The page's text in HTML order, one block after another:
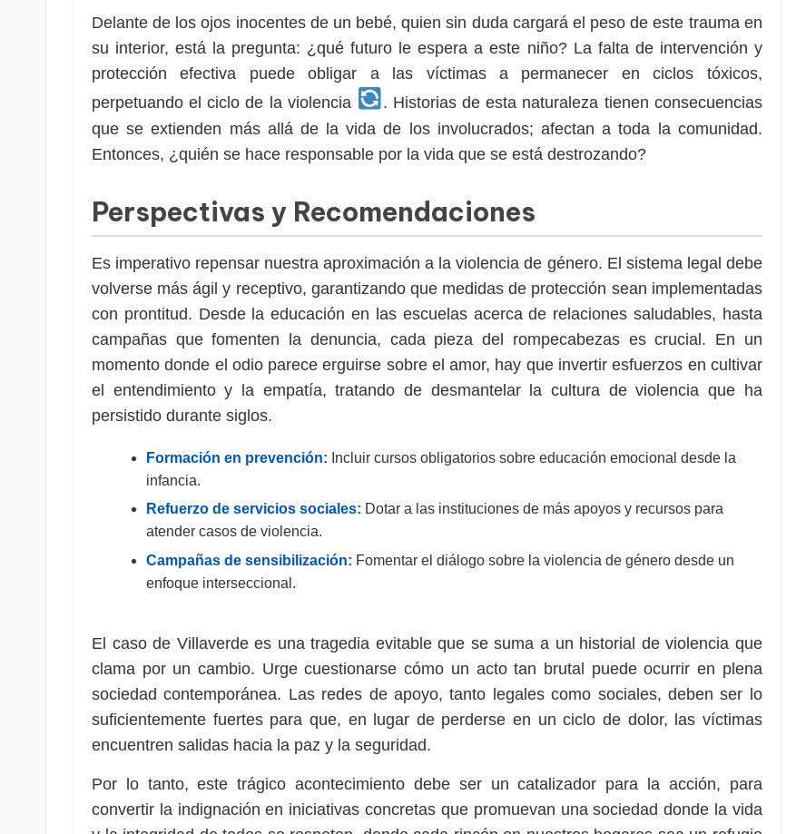
Delante de los ojos inocentes de un bebé, quien sin duda cargará el peso de este trauma en
su interior, está la pregunta: ¿qué futuro le espera a este niño? La falta de intervención y
protección efectiva puede obligar a las víctimas a permanecer en ciclos tóxicos,
perpetuando el ciclo de la violencia
. Historias de esta naturaleza tienen consecuencias
que se extienden más allá de la vida de los involucrados; afectan a toda la comunidad.
Entonces, ¿quién se hace responsable por la vida que se está destrozando?
Perspectivas y Recomendaciones
Es imperativo repensar nuestra aproximación a la violencia de género. El sistema legal debe
volverse más ágil y receptivo, garantizando que medidas de protección sean implementadas
con prontitud. Desde la educación en las escuelas acerca de relaciones saludables, hasta
campañas que fomenten la denuncia, cada pieza del rompecabezas es crucial. En un
momento donde el odio parece erguirse sobre el amor, hay que invertir esfuerzos en cultivar
el entendimiento y la empatía, tratando de desmantelar la cultura de violencia que ha
persistido durante siglos.
Formación en prevención: Incluir cursos obligatorios sobre educación emocional desde la
infancia.
Refuerzo de servicios sociales: Dotar a las instituciones de más apoyos y recursos para
atender casos de violencia.
Campañas de sensibilización: Fomentar el diálogo sobre la violencia de género desde un
enfoque interseccional.
El caso de Villaverde es una tragedia evitable que se suma a un historial de violencia que
clama por un cambio. Urge cuestionarse cómo un acto tan brutal puede ocurrir en plena
sociedad contemporánea. Las redes de apoyo, tanto legales como sociales, deben ser lo
suficientemente fuertes para que, en lugar de perderse en un ciclo de dolor, las víctimas
encuentren salidas hacia la paz y la seguridad.
Por lo tanto, este trágico acontecimiento debe ser un catalizador para la acción, para
convertir la indignación en iniciativas concretas que promuevan una sociedad donde la vida